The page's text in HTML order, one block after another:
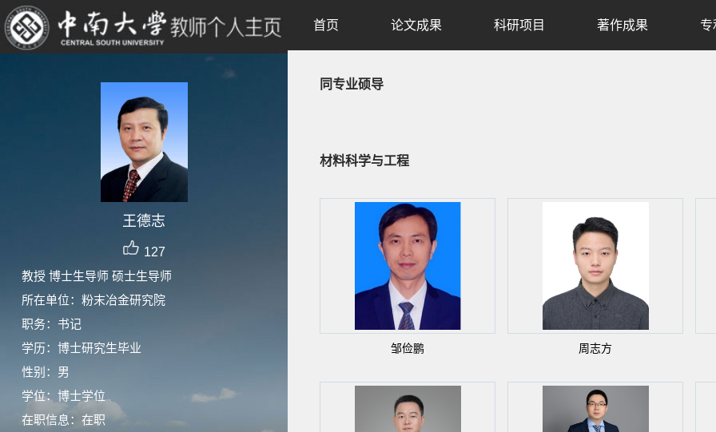
王德志
127
教授 博士生导师 硕士生导师
所在单位：粉末冶金研究院
职务：书记
学历：博士研究生毕业
性别：男
学位：博士学位
在职信息：在职
首页 论文成果 科研项目 著作成果 专
同专业硕导
材料科学与工程
邹俭鹏 周志方